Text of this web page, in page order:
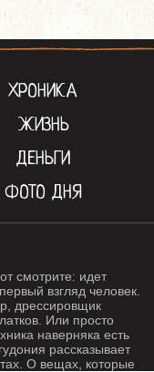
ХРОНИКА
ЖИЗНЬ
ДЕНЬГИ
ФОТО ДНЯ
смотрите: идет
взгляд человек.
дрессировщик
Или просто
наверняка есть
рассказывает
О вещах, которые